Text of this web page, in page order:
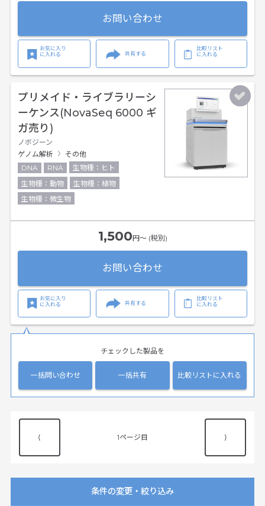
お問い合わせ
お気に入り
に入れる
共有する
比較リスト
に入れる
プリメイド・ライブラリーシ
ーケンス(NovaSeq 6000 ギ
ガ売り)
ノボジーン
ゲノム解析
その他
DNA
RNA
生物種：ヒト
生物種：動物
生物種：植物
生物種：微生物
1,500円〜 (税別)
お問い合わせ
お気に入り
に入れる
共有する
比較リスト
に入れる
チェックした製品を
一括問い合わせ 一括共有 比較リストに入れる
⟨ 1 ⟩
条件の変更・絞り込み